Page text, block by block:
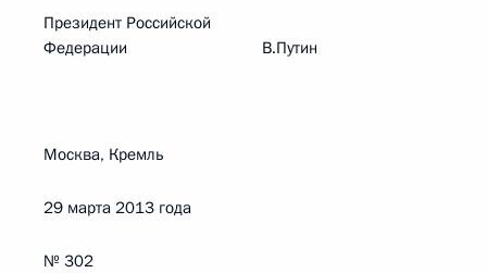
Президент Российской
Федерации В.Путин
Москва, Кремль
29 марта 2013 года
№ 302